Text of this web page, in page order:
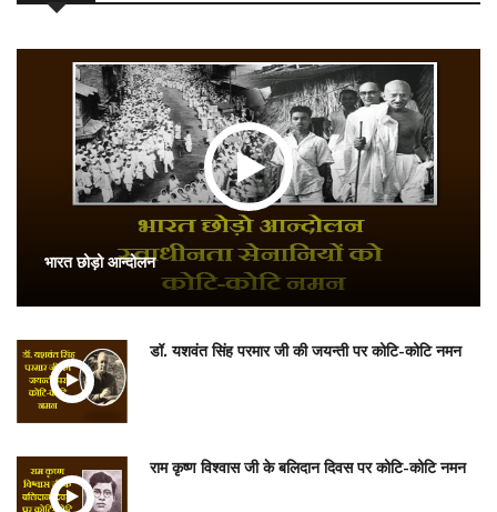
भारत छोड़ो आन्दोलन
डॉ. यशवंत सिंह परमार जी की जयन्ती पर कोटि-कोटि नमन
राम कृष्ण विश्वास जी के बलिदान दिवस पर कोटि-कोटि नमन